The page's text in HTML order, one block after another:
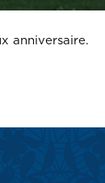
anniversaire.